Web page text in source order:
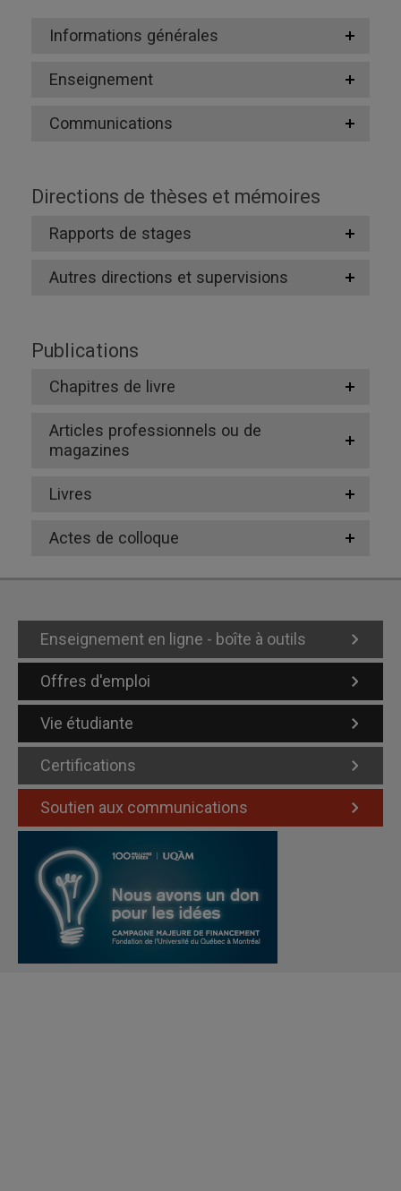
Informations générales
Enseignement
Communications
Directions de thèses et mémoires
Rapports de stages
Autres directions et supervisions
Publications
Chapitres de livre
Articles professionnels ou de
magazines
Livres
Actes de colloque
Enseignement en ligne - boîte à outils
Offres d'emploi
Vie étudiante
Certifications
Soutien aux communications